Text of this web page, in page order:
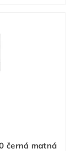
černá matná